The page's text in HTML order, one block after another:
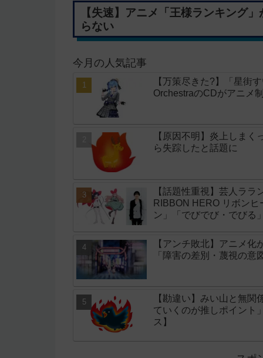
【失速】アニメ「王様ランキング
らない
今月の人気記事
【万策尽きた?】「星街
OrchestraのCDがアニメ
【原因不明】炎上しま
ら失踪したと話題に
【話題性重視】芸人ラ
RIBBON HERO リボン
ン」「でびでび・でびる
【アンチ敗北】アニメ
「障害の差別・蔑視の
【勘違い】みい山と無
ていくのが推しポイント
ス】